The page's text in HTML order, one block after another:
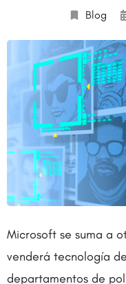
Blog
Microsoft se suma a
venderá tecnología
departamentos de